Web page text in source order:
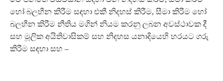
හෝ බලහීන කිරීම සඳහා එකී නිදහස් කිරීම, සීමා කිරීම හෝ
බලහීන කිරීම නීතිය මගින් නියම කරනු ලබන අවස්ථාවක දී
සහ මූලික අයිතිවාසිකම් සහ නිදහස යනාදියෙහි හරයට ගරු
කිරීම සඳහා සහ –